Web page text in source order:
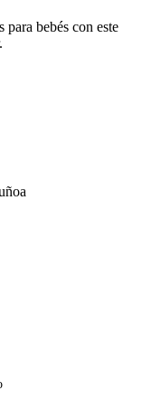
para bebés con este